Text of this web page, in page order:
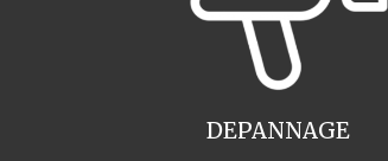
DEPANNAGE